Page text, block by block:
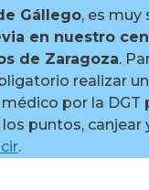
Gállego, es muy
en nuestro
de Zaragoza.
realizar un
por la DGT
puntos, canjear
.